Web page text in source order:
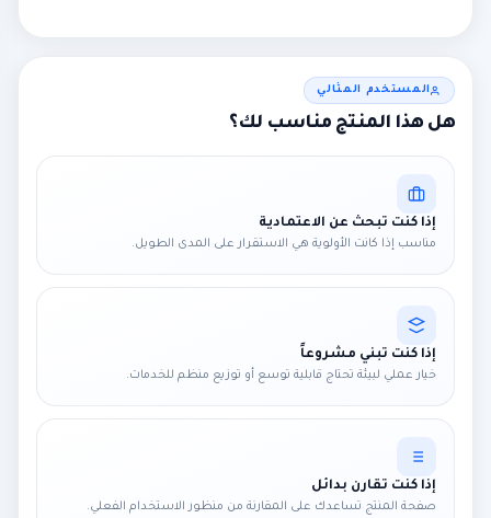
المستخدم المثالي
هل هذا المنتج مناسب لك؟
إذا كنت تبحث عن الاعتمادية
مناسب إذا كانت الأولوية هي الاستقرار على المدى الطويل.
إذا كنت تبني مشروعاً
خيار عملي لبيئة تحتاج قابلية توسع أو توزيع منظم للخدمات.
إذا كنت تقارن بدائل
صفحة المنتج تساعدك على المقارنة من منظور الاستخدام الفعلي.